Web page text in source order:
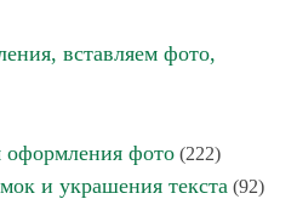
вставляем фото,
фото (222)
и украшения текста (92)